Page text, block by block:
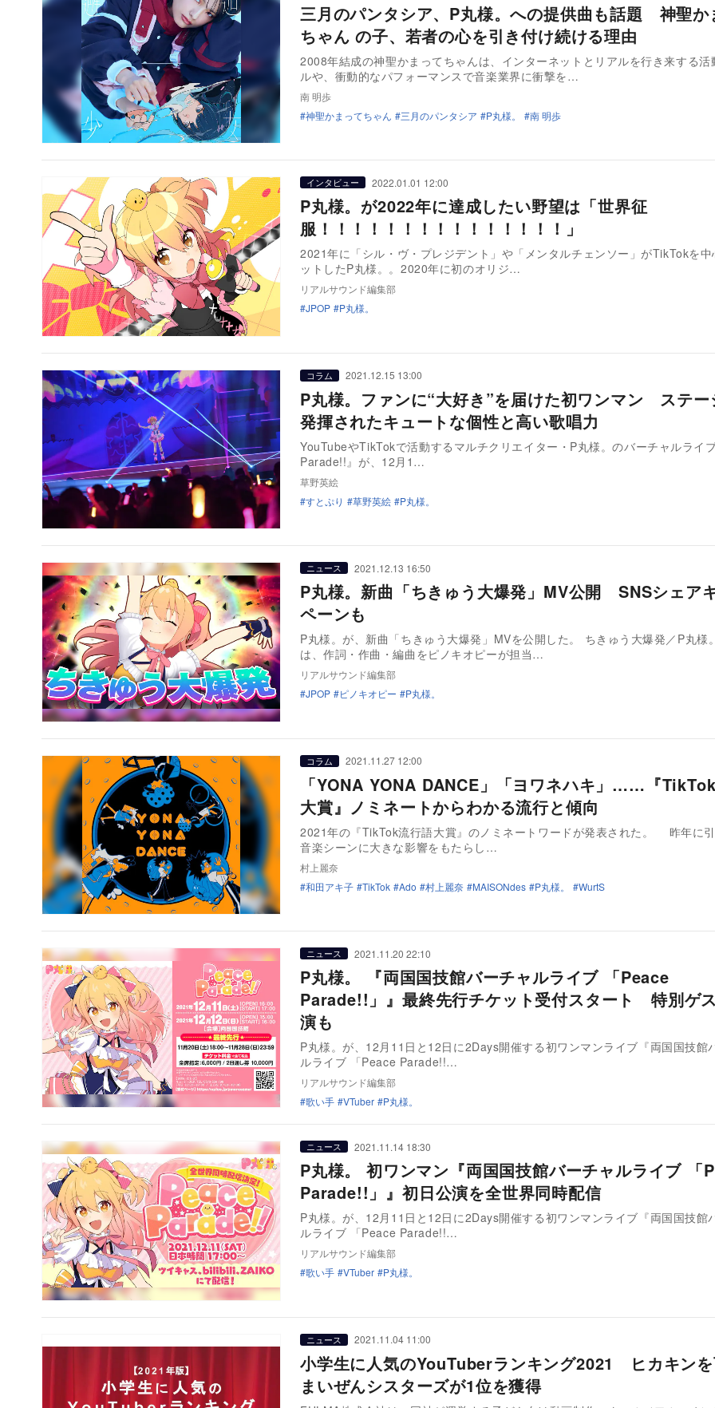
三月のパンタシア、P丸様。への提供曲も話題 神聖か
ちゃん の子、若者の心を引き付け続ける理由
2008年結成の神聖かまってちゃんは、インターネットとリアルを行き来する活
ルや、衝動的なパフォーマンスで音楽業界に衝撃を…
南 明歩
神聖かまってちゃん
三月のパンタシア P丸様。 南 明歩
インタビュー 2022.01.01 12:00
P丸様。が2022年に達成したい野望は「世界征
服！！！！！！！！！！！！！！！」
2021年に「シル・ヴ・プレジデント」や「メンタルチェンソー」がTikTokを中
ットしたP丸様。。2020年に初のオリジ…
リアルサウンド編集部
JPOP
P丸様。
コラム 2021.12.15 13:00
P丸様。ファンに“大好き”を届けた初ワンマン ステー
発揮されたキュートな個性と高い歌唱力
YouTubeやTikTokで活動するマルチクリエイター・P丸様。のバーチャルライ
Parade!!』が、12月1…
草野英絵
すとぷり
草野英絵 P丸様。
ニュース 2021.12.13 16:50
P丸様。新曲「ちきゅう大爆発」MV公開 SNSシェア
ペーンも
P丸様。が、新曲「ちきゅう大爆発」MVを公開した。 ちきゅう大爆発／P丸
は、作詞・作曲・編曲をピノキオピーが担当…
リアルサウンド編集部
JPOP
ピノキオピー P丸様。
コラム 2021.11.27 12:00
「YONA YONA DANCE」「ヨワネハキ」……『
大賞』ノミネートからわかる流行と傾向
2021年の『TikTok流行語大賞』のノミネートワードが発表された。 昨年に引き続き、
音楽シーンに大きな影響をもたらし…
村上麗奈
和田アキ子
TikTok Ado 村上麗奈 MAISONdes P丸様。 WurtS
ニュース 2021.11.20 22:10
P丸様。 『両国国技館バーチャルライブ 「Peace
Parade!!」』最終先行チケット受付スタート 特別ゲ
演も
P丸様。が、12月11日と12日に2Days開催する初ワンマンライブ『両国国技館
ルライブ 「Peace Parade!!…
リアルサウンド編集部
歌い手
VTuber P丸様。
ニュース 2021.11.14 18:30
P丸様。 初ワンマン『両国国技館バーチャルライブ 「
Parade!!」』初日公演を全世界同時配信
P丸様。が、12月11日と12日に2Days開催する初ワンマンライブ『両国国技館
ルライブ 「Peace Parade!!…
リアルサウンド編集部
歌い手
VTuber P丸様。
ニュース 2021.11.04 11:00
小学生に人気のYouTuberランキング2021 ヒカキンを
まいぜんシスターズが1位を獲得